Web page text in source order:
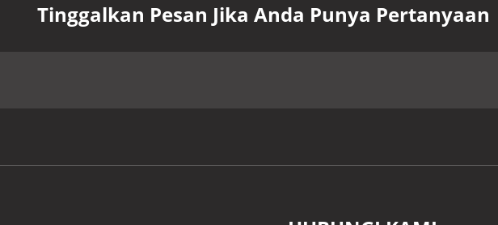
Tinggalkan Pesan Jika Anda Punya Pertanyaan